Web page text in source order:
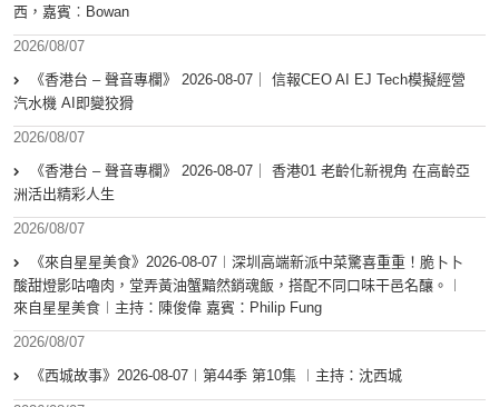
西，嘉賓︰Bowan
2026/08/07
《香港台 – 聲音專欄》 2026-08-07｜ 信報CEO AI EJ Tech模擬經營
汽水機 AI即變狡猾
2026/08/07
《香港台 – 聲音專欄》 2026-08-07｜ 香港01 老齡化新視角 在高齡亞
洲活出精彩人生
2026/08/07
《來自星星美食》2026-08-07︱深圳高端新派中菜驚喜重重！脆卜卜
酸甜燈影咕嚕肉，堂弄黃油蟹黯然銷魂飯，搭配不同口味干邑名釀。︱
來自星星美食︱主持：陳俊偉 嘉賓：Philip Fung
2026/08/07
《西城故事》2026-08-07︱第44季 第10集 ︱主持：沈西城